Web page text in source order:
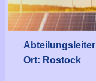
Ort: Rostock